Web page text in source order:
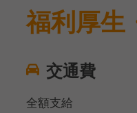
福利厚生
交通費
全額支給